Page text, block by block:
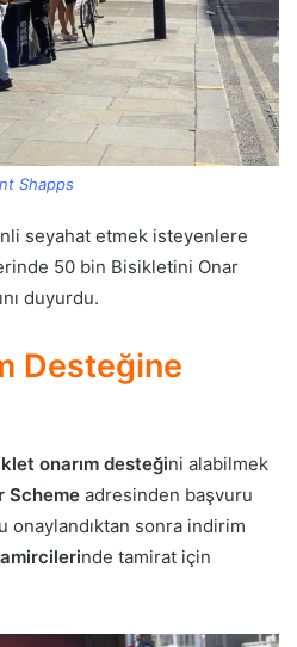
Shapps
seyahat etmek isteyenlere
50 bin Bisikletini Onar
duyurdu.
Desteğine
onarım desteğini alabilmek
Scheme adresinden başvuru
onaylandıktan sonra indirim
nde tamirat için